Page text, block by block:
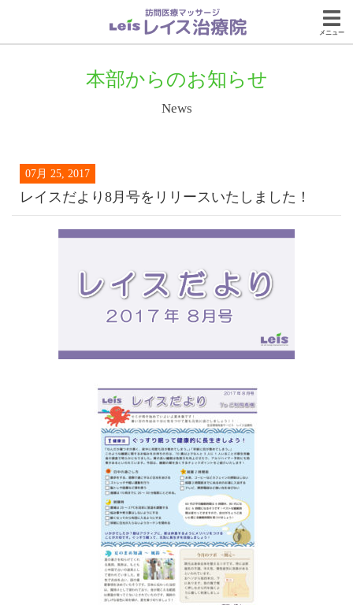
メニュー
本部からのお知らせ
News
07月 25, 2017
レイスだより8月号をリリースいたしました！